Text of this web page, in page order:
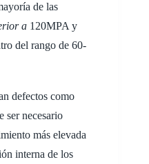
de las
a 120MPA y
del rango de 60-
defectos como
ser necesario
más elevada
interna de los